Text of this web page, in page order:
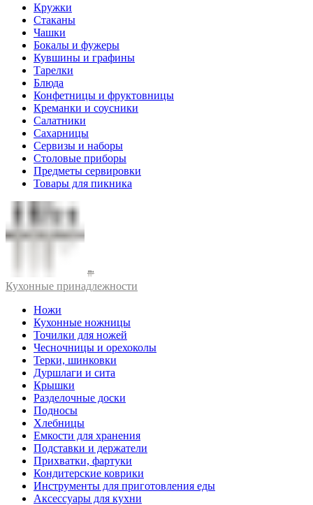
Кружки
Стаканы
Чашки
Бокалы и фужеры
Кувшины и графины
Тарелки
Блюда
Конфетницы и фруктовницы
Креманки и соусники
Салатники
Сахарницы
Сервизы и наборы
Столовые приборы
Предметы сервировки
Товары для пикника
Кухонные принадлежности
Ножи
Кухонные ножницы
Точилки для ножей
Чесночницы и орехоколы
Терки, шинковки
Дуршлаги и сита
Крышки
Разделочные доски
Подносы
Хлебницы
Емкости для хранения
Подставки и держатели
Прихватки, фартуки
Кондитерские коврики
Инструменты для приготовления еды
Аксессуары для кухни